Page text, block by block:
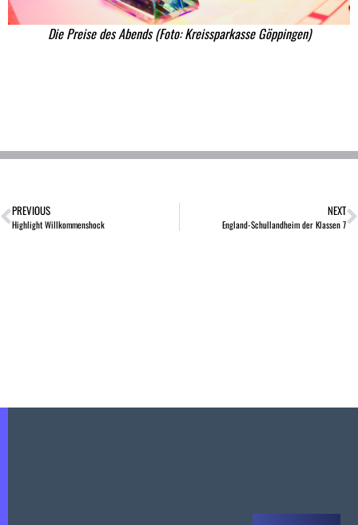
Die Preise des Abends (Foto: Kreissparkasse Göppingen)
PREVIOUS
Highlight Willkommenshock
NEXT
England-Schullandheim der Klassen 7